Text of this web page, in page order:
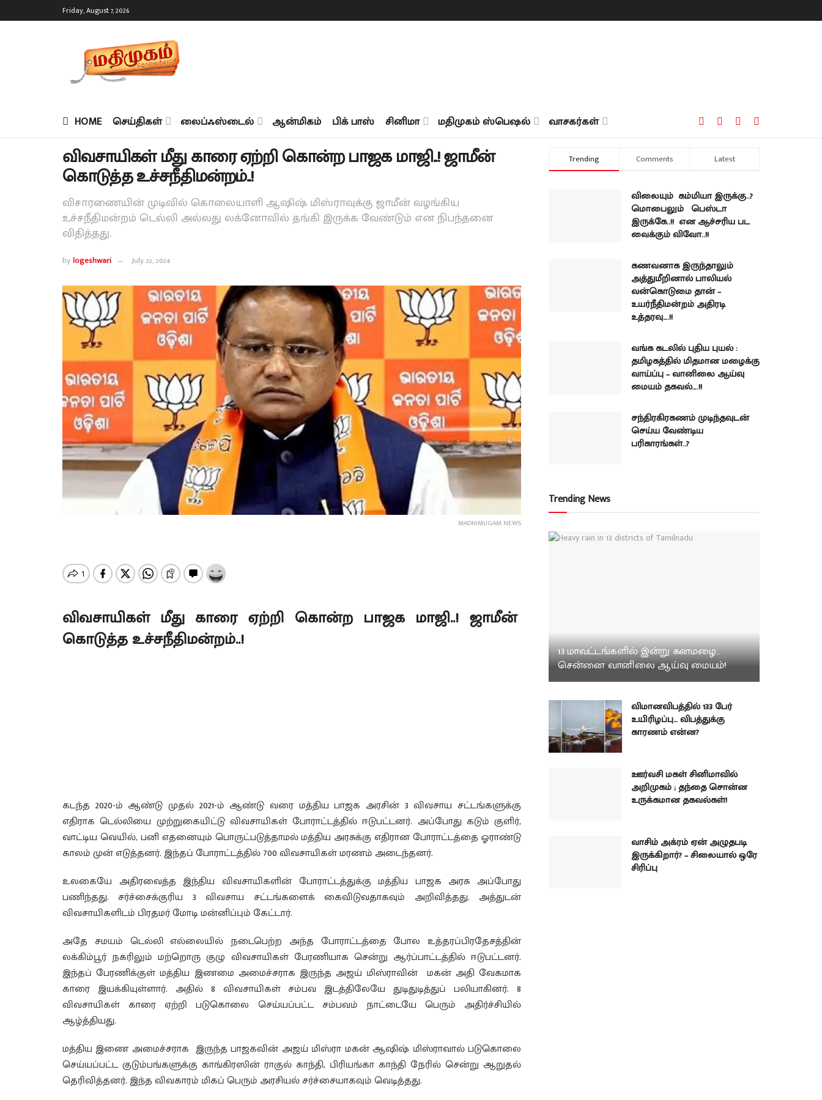
Friday, August 7, 2026
HOME செய்திகள் லைப்ஃஸ்டைல் ஆன்மிகம் பிக் பாஸ் சினிமா மதிமுகம் ஸ்பெஷல் வாசகர்கள்
விவசாயிகள் மீது காரை ஏற்றி கொன்ற பாஜக மாஜி..! ஜாமீன்
கொடுத்த உச்சநீதிமன்றம்..!
விசாரணையின் முடிவில் கொலையாளி ஆஷிஷ் மிஸ்ராவுக்கு ஜாமீன் வழங்கிய
உச்சநீதிமன்றம் டெல்லி அல்லது லக்னோவில் தங்கி இருக்க வேண்டும் என நிபந்தனை
விதித்தது.
bylogeshwari July 22, 2024
MADHIMUGAM NEWS
விவசாயிகள் மீது காரை ஏற்றி கொன்ற பாஜக மாஜி..! ஜாமீன்
கொடுத்த உச்சநீதிமன்றம்..!
கடந்த 2020-ம் ஆண்டு முதல் 2021-ம் ஆண்டு வரை மத்திய பாஜக அரசின் 3 விவசாய சட்டங்களுக்கு
எதிராக டெல்லியை முற்றுகையிட்டு விவசாயிகள் போராட்டத்தில் ஈடுபட்டனர். அப்போது கடும் குளிர்,
வாட்டிய வெயில், பனி எதனையும் பொருட்படுத்தாமல் மத்திய அரசுக்கு எதிரான போராட்டத்தை ஓராண்டு
காலம் முன் எடுத்தனர். இந்தப் போராட்டத்தில் 700 விவசாயிகள் மரணம் அடைந்தனர்.
உலகையே அதிரவைத்த இந்திய விவசாயிகளின் போராட்டத்துக்கு மத்திய பாஜக அரசு அப்போது
பணிந்தது. சர்ச்சைக்குரிய 3 விவசாய சட்டங்களைக் கைவிடுவதாகவும் அறிவித்தது. அத்துடன்
விவசாயிகளிடம் பிரதமர் மோடி மன்னிப்பும் கேட்டார்.
அதே சமயம் டெல்லி எல்லையில் நடைபெற்ற அந்த போராட்டத்தை போல உத்தரப்பிரதேசத்தின்
லக்கிம்பூர் நகரிலும் மற்றொரு குழு விவசாயிகள் பேரணியாக சென்று ஆர்ப்பாட்டத்தில் ஈடுபட்டனர்.
இந்தப் பேரணிக்குள் மத்திய இணமை அமைச்சராக இருந்த அஜய் மிஸ்ராவின் மகன் அதி வேகமாக
காரை இயக்கியுள்ளார். அதில் 8 விவசாயிகள் சம்பவ இடத்திலேயே துடிதுடித்துப் பலியாகினர். 8
விவசாயிகள் காரை ஏற்றி படுகொலை செய்யப்பட்ட சம்பவம் நாட்டையே பெரும் அதிர்ச்சியில்
ஆழ்த்தியது.
மத்திய இணை அமைச்சராக இருந்த பாஜகவின் அஜய் மிஸ்ரா மகன் ஆஷிஷ் மிஸ்ராவால் படுகொலை
செய்யப்பட்ட குடும்பங்களுக்கு காங்கிரஸின் ராகுல் காந்தி, பிரியங்கா காந்தி நேரில் சென்று ஆறுதல்
தெரிவித்தனர். இந்த விவகாரம் மிகப் பெரும் அரசியல் சர்ச்சையாகவும் வெடித்தது.
Trending Comments Latest
விலையும் கம்மியா இருக்கு..?
மொபைலும் பெஸ்டா
இருக்கே..!! என ஆச்சரிய பட
வைக்கும் விவோ..!!
கணவனாக இருந்தாலும்
அத்துமீறினால் பாலியல்
வன்கொடுமை தான் –
உயர்நீதிமன்றம் அதிரடி
உத்தரவு….!!
வங்க கடலில் புதிய புயல் :
தமிழகத்தில் மிதமான மழைக்கு
வாய்ப்பு – வானிலை ஆய்வு
மையம் தகவல்….!!
சந்திரகிரகணம் முடிந்தவுடன்
செய்ய வேண்டிய
பரிகாரங்கள்..?
Trending News
13 மாவட்டங்களில் இன்று கனமழை…
சென்னை வானிலை ஆய்வு மையம்!
விமானவிபத்தில் 133 பேர்
உயிரிழப்பு… விபத்துக்கு
காரணம் என்ன?
ஊர்வசி மகள் சினிமாவில்
அறிமுகம் ; தந்தை சொன்ன
உருக்கமான தகவல்கள்!
வாசிம் அக்ரம் ஏன் அழுதபடி
இருக்கிறார்? – சிலையால் ஒரே
சிரிப்பு